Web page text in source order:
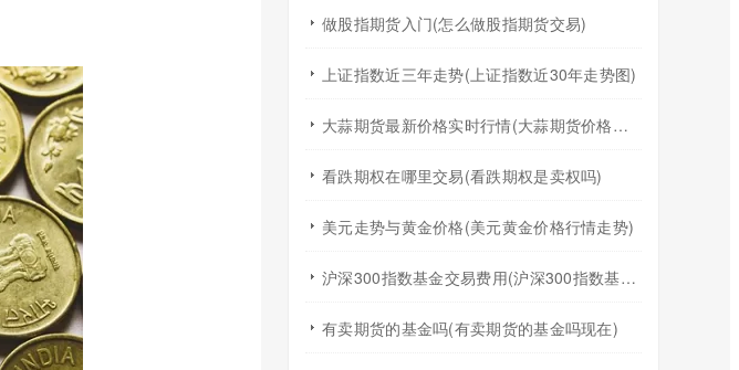
做股指期货入门(怎么做股指期货交易)
上证指数近三年走势(上证指数近30年走势图)
大蒜期货最新价格实时行情(大蒜期货价格走势图k线)
看跌期权在哪里交易(看跌期权是卖权吗)
美元走势与黄金价格(美元黄金价格行情走势)
沪深300指数基金交易费用(沪深300指数基金怎么买)
有卖期货的基金吗(有卖期货的基金吗现在)